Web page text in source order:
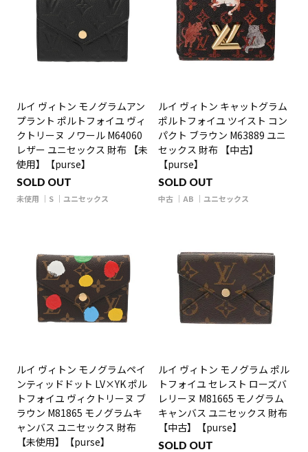
ルイ ヴィトン モノグラムアン
プラント ポルトフォイユ ヴィ
クトリーヌ ノワール M64060
レザー ユニセックス 財布 【未
使用】【purse】
SOLD OUT
未使用 S ユニセックス
ルイ ヴィトン キャットグラム
ポルトフォイユ ツイスト コン
パクト ブラウン M63889 ユニ
セックス 財布 【中古】
【purse】
SOLD OUT
中古 AB ユニセックス
ルイ ヴィトン モノグラムペイ
ンティッドドット LV×YK ポル
トフォイユ ヴィクトリーヌ ブ
ラウン M81865 モノグラムキ
ャンバス ユニセックス 財布
【未使用】【purse】
ルイ ヴィトン モノグラム ポル
トフォイユ セレスト ローズバ
レリーヌ M81665 モノグラム
キャンバス ユニセックス 財布
【中古】【purse】
SOLD OUT